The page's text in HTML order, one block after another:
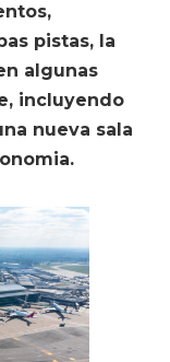
pistas, la
algunas
incluyendo
nueva sala